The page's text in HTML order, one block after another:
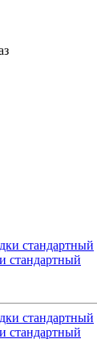
стандартный
стандартный